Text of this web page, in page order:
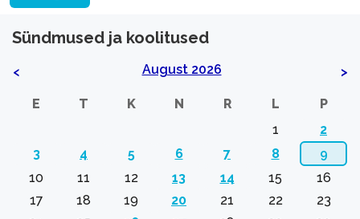
Sündmused ja koolitused
< August 2026 >
E T K N R L
P
1
2
3
4 5 6 7 8
9
10
11 12 13 14 15
16
17
18 19 20 21 22
23